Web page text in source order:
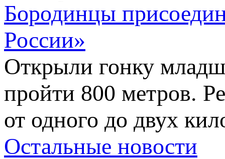
Бородинцы
России»
Открыли гонку
пройти 800 метров.
от одного до двух
Остальные новости